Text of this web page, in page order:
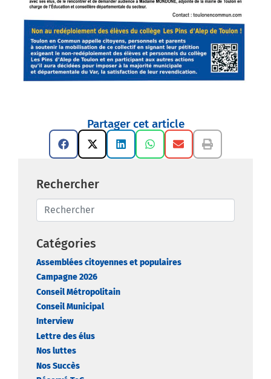
Partager cet article
Rechercher
Catégories
Assemblées citoyennes et populaires
Campagne 2026
Conseil Métropolitain
Conseil Municipal
Interview
Lettre des élus
Nos luttes
Nos Succès